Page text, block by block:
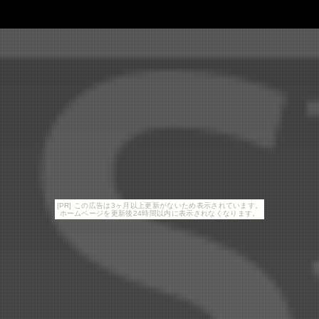
[PR] この広告は3ヶ月以上更新がないため表示されています。
ホームページを更新後24時間以内に表示されなくなります。